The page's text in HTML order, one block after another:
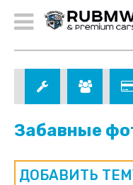
Забавные
ДОБАВИТЬ